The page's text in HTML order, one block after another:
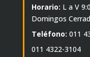
Horario: L a V
Domingos
Teléfono: 011
011 4322-3104